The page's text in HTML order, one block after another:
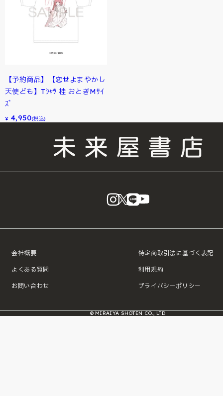
【予約商品】【恋せよまやかし
天使ども】Tｼｬﾂ 桂 おとぎMｻｲ
ｽﾞ
¥ 4,950(税込)
instagram
X LINE
会社概要
よくある質問
お問い合わせ
特定商取引法に基づく表記
利用規約
プライバシーポリシー
© MIRAIYA SHOTEN CO., LTD.